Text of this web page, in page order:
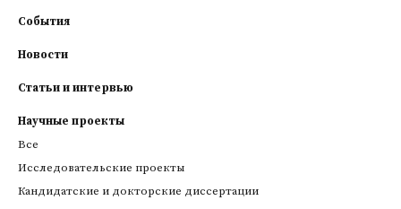
События
Новости
Статьи и интервью
Научные проекты
Все
Исследовательские проекты
Кандидатские и докторские диссертации